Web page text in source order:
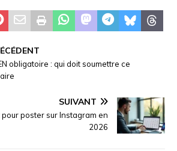
obligatoire : qui doit soumettre ce
SUIVANT
poster sur Instagram en
2026